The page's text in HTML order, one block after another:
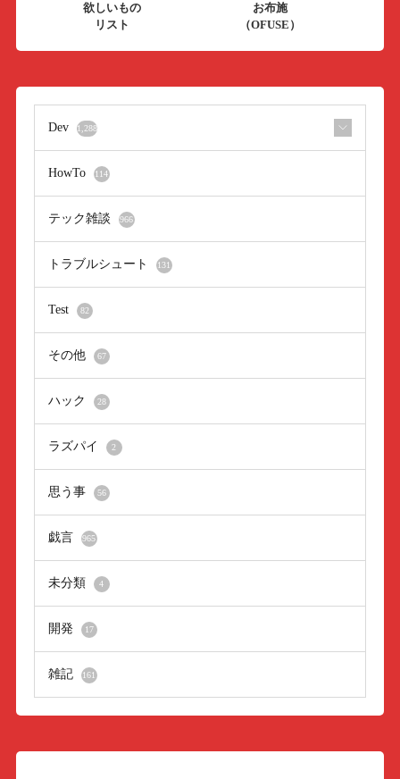
欲しいもの
リスト
お布施
（OFUSE）
Dev 1,288
HowTo 114
テック雑談 966
トラブルシュート 131
Test 82
その他 67
ハック 28
ラズパイ 2
思う事 56
戯言 965
未分類 4
開発 17
雑記 161